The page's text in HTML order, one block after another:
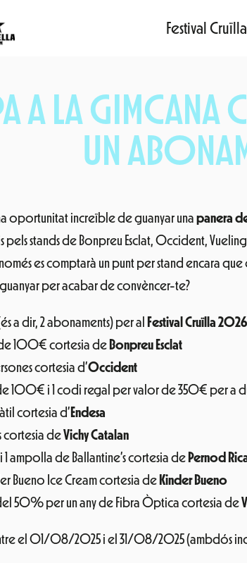
Festival Cruïlla
A LA GIMCANA
UN
oportunitat increïble de guanyar unapanera
pels stands de Bonpreu Esclat, Occident,
es comptarà un punt per stand encara
per acabar de convèncer-te?
a dir, 2 abonaments) per al Festival Cruïlla 2026
100€ cortesia de Bonpreu Esclat
cortesia d’Occident
100€ i 1 codi regal per valor de 350€ per a
cortesia d’ Endesa
cortesia deVichy Catalan
ampolla de Ballantine’s cortesia de Pernod
Bueno Ice Cream cortesia de Kinder Bueno
50% per un any de Fibra Òptica cortesia de
el 01/08/2025 i el 31/08/2025 (ambdós